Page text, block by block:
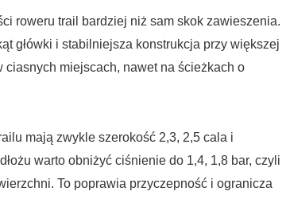
roweru trail bardziej niż sam skok zawieszenia.
główki i stabilniejsza konstrukcja przy większej
ciasnych miejscach, nawet na ścieżkach o
mają zwykle szerokość 2,3, 2,5 cala i
warto obniżyć ciśnienie do 1,4, 1,8 bar, czyli
To poprawia przyczepność i ogranicza